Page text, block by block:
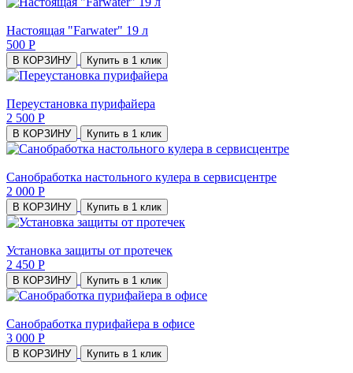
Настоящая "Farwater" 19 л
500 Р
В КОРЗИНУ Купить в 1 клик
Переустановка пурифайера
2 500 Р
В КОРЗИНУ Купить в 1 клик
Санобработка настольного кулера в сервисцентре
2 000 Р
В КОРЗИНУ Купить в 1 клик
Установка защиты от протечек
2 450 Р
В КОРЗИНУ Купить в 1 клик
Санобработка пурифайера в офисе
3 000 Р
В КОРЗИНУ Купить в 1 клик